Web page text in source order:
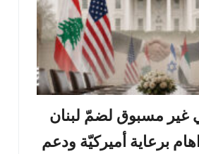
مسبوق لضمّ لبنان
برعاية أميركيّة ودعم